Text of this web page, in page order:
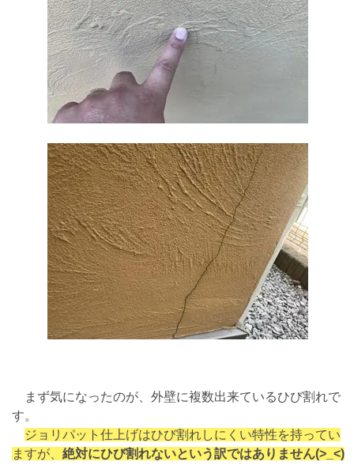
まず気になったのが、外壁に複数出来ているひび割れで
す。
ジョリパット仕上げはひび割れしにくい特性を持ってい
ますが、 絶対にひび割れないという訳ではありません(>_<)